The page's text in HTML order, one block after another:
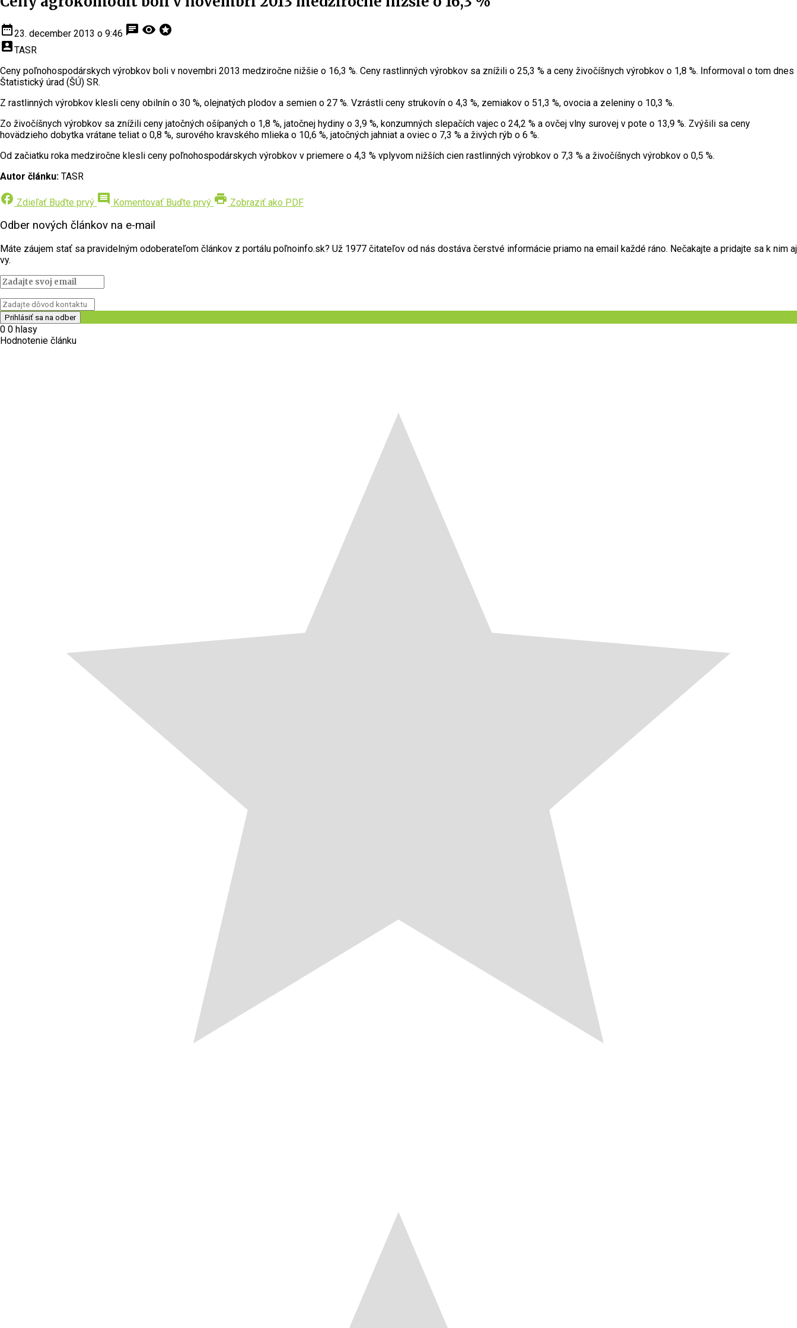
date_range23. december 2013 o 9:46 chat visibility stars
account_boxTASR
Ceny poľnohospodárskych výrobkov boli v novembri 2013 medziročne nižšie o 16,3 %. Ceny rastlinných výrobkov sa znížili o 25,3 % a ceny živočíšnych výrobkov o 1,8 %. Informoval o tom dnes
Štatistický úrad (ŠÚ) SR.
Z rastlinných výrobkov klesli ceny obilnín o 30 %, olejnatých plodov a semien o 27 %. Vzrástli ceny strukovín o 4,3 %, zemiakov o 51,3 %, ovocia a zeleniny o 10,3 %.
Zo živočíšnych výrobkov sa znížili ceny jatočných ošípaných o 1,8 %, jatočnej hydiny o 3,9 %, konzumných slepačích vajec o 24,2 % a ovčej vlny surovej v pote o 13,9 %. Zvýšili sa ceny
hovädzieho dobytka vrátane teliat o 0,8 %, surového kravského mlieka o 10,6 %, jatočných jahniat a oviec o 7,3 % a živých rýb o 6 %.
Od začiatku roka medziročne klesli ceny poľnohospodárskych výrobkov v priemere o 4,3 % vplyvom nižších cien rastlinných výrobkov o 7,3 % a živočíšnych výrobkov o 0,5 %.
Autor článku: TASR
facebook Zdieľať Buďte prvý comment Komentovať Buďte prvý print Zobraziť ako PDF
Odber nových článkov na e-mail
Máte záujem stať sa pravidelným odoberateľom článkov z portálu poľnoinfo.sk? Už 1977 čitateľov od nás dostáva čerstvé informácie priamo na email každé ráno. Nečakajte a pridajte sa k nim aj
vy.
0 0 hlasy
Hodnotenie článku